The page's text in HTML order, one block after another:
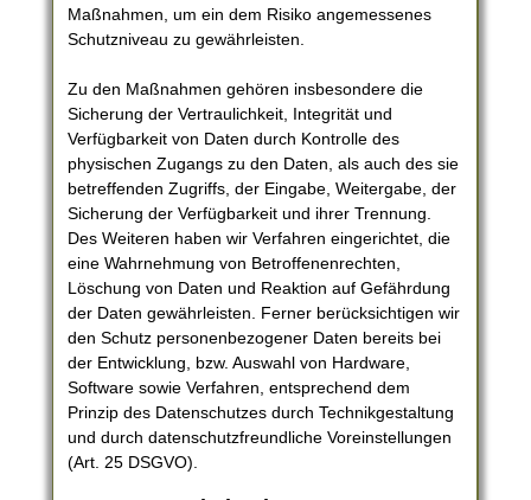
Maßnahmen, um ein dem Risiko angemessenes
Schutzniveau zu gewährleisten.
Zu den Maßnahmen gehören insbesondere die
Sicherung der Vertraulichkeit, Integrität und
Verfügbarkeit von Daten durch Kontrolle des
physischen Zugangs zu den Daten, als auch des sie
betreffenden Zugriffs, der Eingabe, Weitergabe, der
Sicherung der Verfügbarkeit und ihrer Trennung.
Des Weiteren haben wir Verfahren eingerichtet, die
eine Wahrnehmung von Betroffenenrechten,
Löschung von Daten und Reaktion auf Gefährdung
der Daten gewährleisten. Ferner berücksichtigen wir
den Schutz personenbezogener Daten bereits bei
der Entwicklung, bzw. Auswahl von Hardware,
Software sowie Verfahren, entsprechend dem
Prinzip des Datenschutzes durch Technikgestaltung
und durch datenschutzfreundliche Voreinstellungen
(Art. 25 DSGVO).